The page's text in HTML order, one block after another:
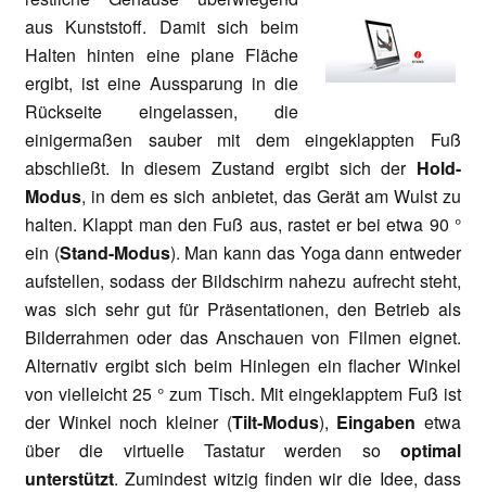
aus Kunststoff. Damit sich beim
Halten hinten eine plane Fläche
ergibt, ist eine Aussparung in die
Rückseite eingelassen, die
einigermaßen sauber mit dem eingeklappten Fuß
abschließt. In diesem Zustand ergibt sich der Hold-
Modus, in dem es sich anbietet, das Gerät am Wulst zu
halten. Klappt man den Fuß aus, rastet er bei etwa 90 °
ein (Stand-Modus). Man kann das Yoga dann entweder
aufstellen, sodass der Bildschirm nahezu aufrecht steht,
was sich sehr gut für Präsentationen, den Betrieb als
Bilderrahmen oder das Anschauen von Filmen eignet.
Alternativ ergibt sich beim Hinlegen ein flacher Winkel
von vielleicht 25 ° zum Tisch. Mit eingeklapptem Fuß ist
der Winkel noch kleiner (Tilt-Modus), Eingaben etwa
über die virtuelle Tastatur werden so optimal
unterstützt. Zumindest witzig finden wir die Idee, dass